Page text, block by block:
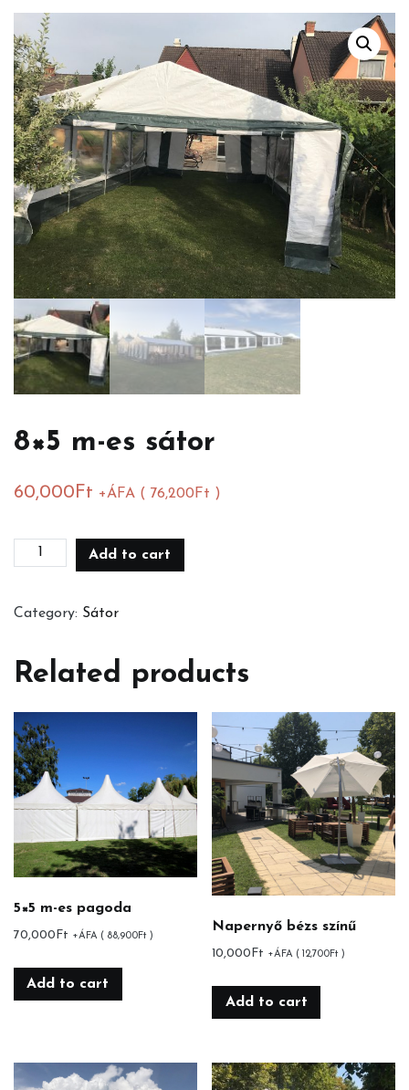
8×5 m-es sátor
60,000Ft +ÁFA ( 76,200 Ft )
Add to cart
Category: Sátor
Related products
5×5 m-es pagoda
70,000 Ft +ÁFA ( 88,900Ft )
Add to cart
Napernyő bézs színű
10,000 Ft +ÁFA ( 12,700Ft )
Add to cart